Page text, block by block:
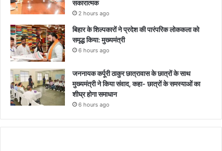
सकारात्मक
2 hours ago
बिहार के शिल्पकारों ने प्रदेश की पारंपरिक लोककला को
समृद्ध किया: मुख्यमंत्री
6 hours ago
जननायक कर्पूरी ठाकुर छात्रावास के छात्रों के साथ
मुख्यमंत्री ने किया संवाद, कहा- छात्रों के समस्याओं का
शीघ्र होगा समाधान
6 hours ago